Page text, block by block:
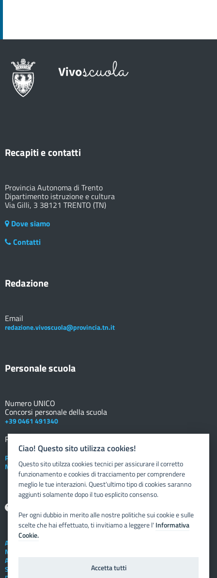
Recapiti e contatti
Provincia Autonoma di Trento
Dipartimento istruzione e cultura
Via Gilli, 3 38121 TRENTO (TN)
Dove siamo
Contatti
Redazione
Email
redazione.vivoscuola@provincia.tn.it
Personale scuola
Numero UNICO
Concorsi personale della scuola
+39 0461 491340
Registro elettronico
Posta elettronica istituzionale
Nuovo sportello dipendente
Assistenza tecnica
Note legali
Albo telematico
Social Media Policy
Ciao! Questo sito utilizza cookies!
Questo sito utilzza cookies tecnici per assicurare il corretto
funzionamento e cookies di tracciamento per comprendere
meglio le tue interazioni. Quest'ultimo tipo di cookies saranno
aggiunti solamente dopo il tuo esplicito consenso.
Per ogni dubbio in merito alle nostre politiche sui cookie e sulle
scelte che hai effettuato, ti invitiamo a leggere l' Informativa
Cookie.
Accetta tutti